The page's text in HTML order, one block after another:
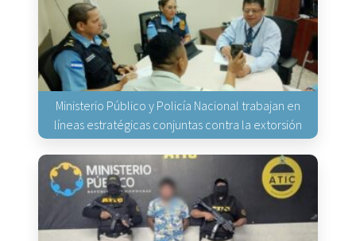
Ministerio Público y Policía Nacional trabajan en
líneas estratégicas conjuntas contra la extorsión